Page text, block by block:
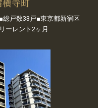
横寺町
総戸数33戸■東京都新宿区
ーレント2ヶ月